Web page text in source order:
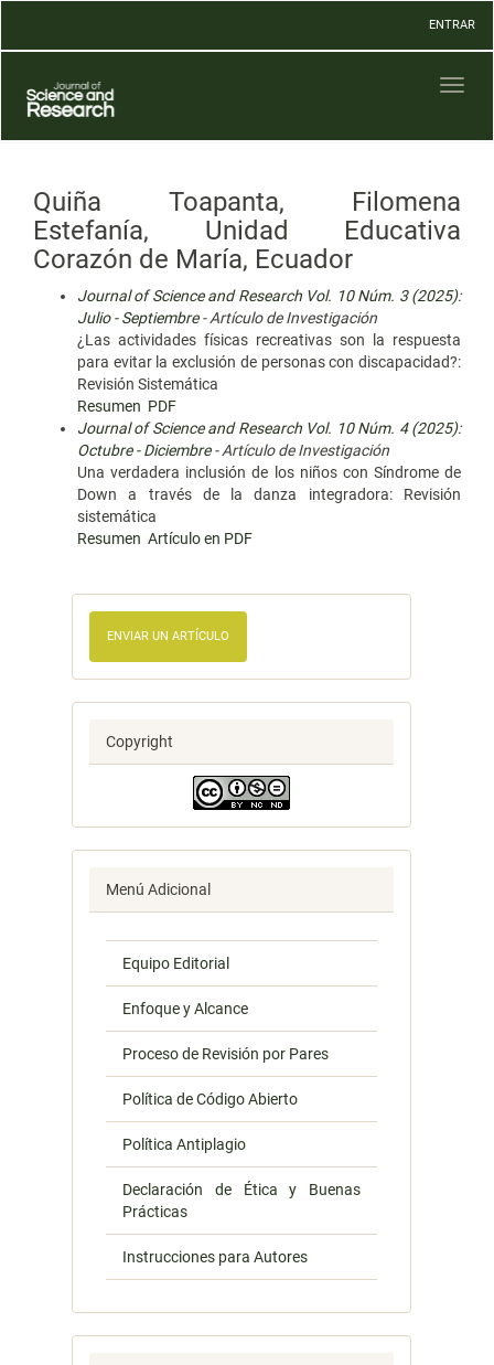
Contenido
Barra
lateral
ENTRAR
Quiña Toapanta, Filomena
Estefanía, Unidad Educativa
Corazón de María, Ecuador
Journal of Science and Research Vol. 10 Núm. 3 (2025):
Julio - Septiembre- Artículo de Investigación
¿Las actividades físicas recreativas son la respuesta
para evitar la exclusión de personas con discapacidad?:
Revisión Sistemática
Resumen PDF
Journal of Science and Research Vol. 10 Núm. 4 (2025):
Octubre - Diciembre- Artículo de Investigación
Una verdadera inclusión de los niños con Síndrome de
Down a través de la danza integradora: Revisión
sistemática
Resumen Artículo en PDF
ENVIAR UN ARTÍCULO
Copyright
Menú Adicional
Equipo Editorial
Enfoque y Alcance
Proceso de Revisión por Pares
Política de Código Abierto
Política Antiplagio
Declaración de Ética y Buenas
Prácticas
Instrucciones para Autores